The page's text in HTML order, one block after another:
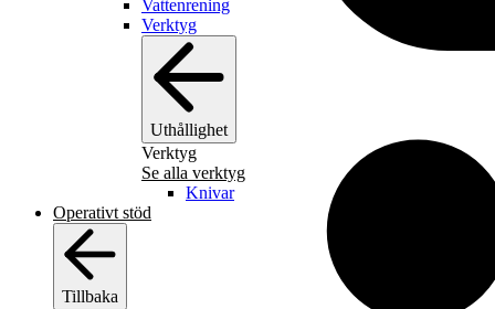
Vattenrening
Verktyg
Uthållighet
Verktyg
Se alla verktyg
Knivar
Operativt stöd
Tillbaka